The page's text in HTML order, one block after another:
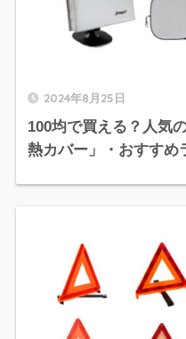
2024年8月25日
100均で買える？人気
熱カバー」・おすすめ